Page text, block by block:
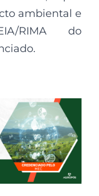
ambiental e
RIMA do